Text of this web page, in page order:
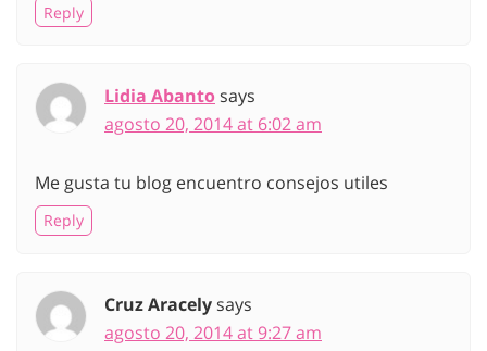
Reply
Lidia Abantosays
agosto 20, 2014 at 6:02 am
Me gusta tu blog encuentro consejos utiles
Reply
Cruz Aracelysays
agosto 20, 2014 at 9:27 am